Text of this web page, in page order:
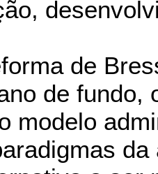
de
de fundo,
modelo